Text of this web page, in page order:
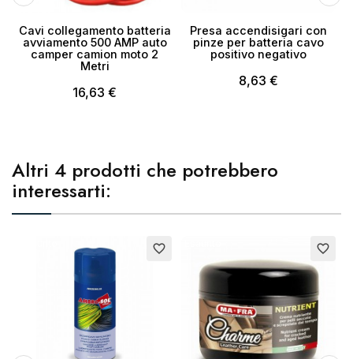
Cavi collegamento batteria
avviamento 500 AMP auto
camper camion moto 2
Metri
16,63 €
Presa accendisigari con
pinze per batteria cavo
positivo negativo
8,63 €
Altri 4 prodotti che potrebbero
interessarti:
favorite_border favorite_border